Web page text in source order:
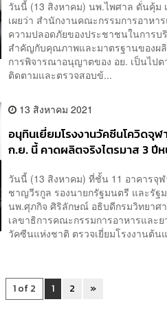
วันนี้ (13 สิงหาคม) นพ.ไพศาล ดั่นคุ้ม
เผยว่า สำนักงานคณะกรรมการอาหา
ความปลอดภัยของประชาชนในการ
สำคัญกับคุณภาพและมาตรฐานของ
การพิจารณาอนุญาตของ อย. เป็นไป
ติดตามและตรวจสอบข้...
13 สิงหาคม 2021
อนุทินเยี่ยมโรงงานวัคซีนโควิดจุ
ก.ย. นี้ คาดผลิตจริงไตรมาส 3 ปี
วันนี้ (13 สิงหาคม) ที่ชั้น 11 อาคาร
ชาญวีรกูล รองนายกรัฐมนตรี และรัฐ
นพ.ศุภกิจ ศิริลักษณ์ อธิบดีกรมวิทยาศ
เลขาธิการคณะกรรมการอาหารและ
วัคซีนแห่งชาติ ตรวจเยี่ยมโรงงานต้
1 of 2 1 2 »